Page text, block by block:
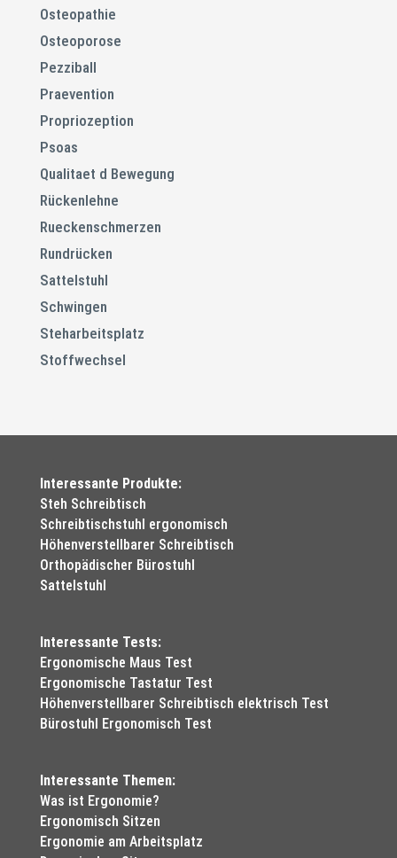
Osteopathie
Osteoporose
Pezziball
Praevention
Propriozeption
Psoas
Qualitaet d Bewegung
Rückenlehne
Rueckenschmerzen
Rundrücken
Sattelstuhl
Schwingen
Steharbeitsplatz
Stoffwechsel
Interessante Produkte:
Steh Schreibtisch
Schreibtischstuhl ergonomisch
Höhenverstellbarer Schreibtisch
Orthopädischer Bürostuhl
Sattelstuhl
Interessante Tests:
Ergonomische Maus Test
Ergonomische Tastatur Test
Höhenverstellbarer Schreibtisch elektrisch Test
Bürostuhl Ergonomisch Test
Interessante Themen:
Was ist Ergonomie?
Ergonomisch Sitzen
Ergonomie am Arbeitsplatz